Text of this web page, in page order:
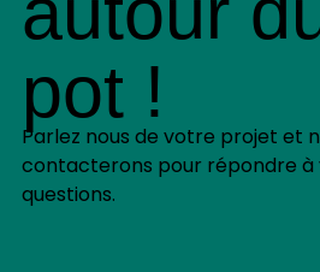
pot !
Parlez nous de votre projet et
contacterons pour répondre à
questions.